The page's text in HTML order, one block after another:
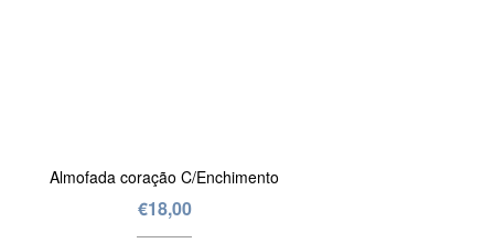
Almofada coração C/Enchimento
€18,00